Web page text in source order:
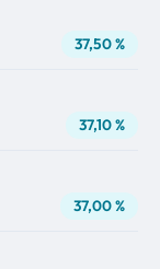
37,50 %
37,10 %
37,00 %